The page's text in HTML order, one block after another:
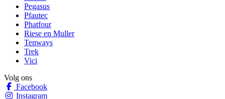
Pegasus
Pfautec
Phatfour
Riese en Muller
Tenways
Trek
Vici
Volg ons
Facebook
Instagram